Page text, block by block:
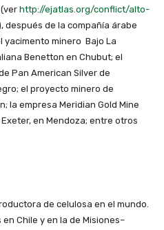
http://ejatlas.org/conflict/alto-
después de la compañía árabe
yacimento minero Bajo La
Benetton en Chubut; el
Pan American Silver de
el proyecto minero de
la empresa Meridian Gold Mine
en Mendoza; entre otros
de celulosa en el mundo.
Chile y en la de Misiones–